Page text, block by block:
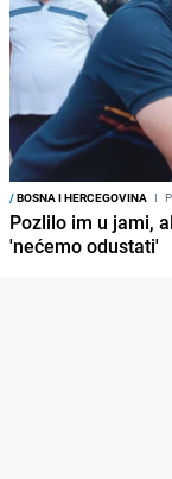
/BOSNA I HERCEGOVINA I
Pozlilo im u jami,
'nećemo odustati'